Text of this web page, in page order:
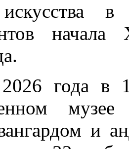
искусства
года в
и